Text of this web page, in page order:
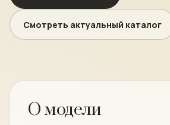
Смотреть актуальный каталог
О модели